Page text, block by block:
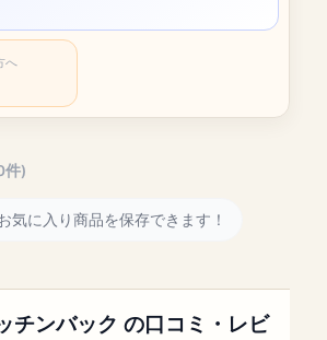
へ
件)
気に入り商品を保存できます！
チンバック の口コミ・レビ